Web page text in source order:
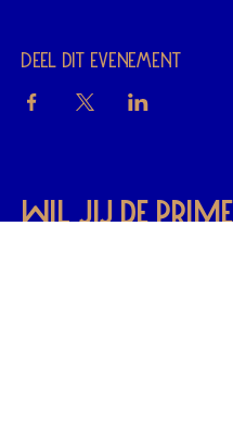
Deel dit evenement
Wil jij de